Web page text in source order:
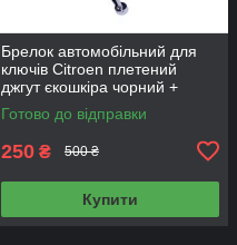
Брелок автомобільний для
ключів Citroen плетений
джгут єкошкіра чорний +
викрутка
Готово до відправки
250 ₴ 500 ₴
Купити